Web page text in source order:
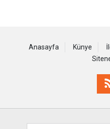
Anasayfa Künye